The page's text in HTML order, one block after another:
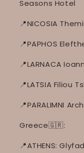
Seasons Hotel
📍NICOSIA
📍PAPHOS
📍LARNACA
📍LATSIA Filiou
📍PARALIMNI
Greece🇬🇷:
📍ATHENS: